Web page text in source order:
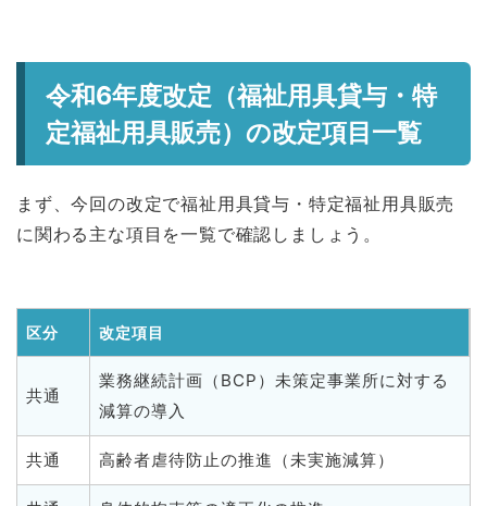
令和6年度改定（福祉用具貸与・特
定福祉用具販売）の改定項目一覧
まず、今回の改定で福祉用具貸与・特定福祉用具販売
に関わる主な項目を一覧で確認しましょう。
区分 改定項目
共通
業務継続計画（BCP）未策定事業所に対する
減算の導入
共通 高齢者虐待防止の推進（未実施減算）